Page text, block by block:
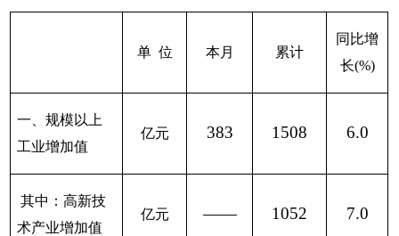
单 位 本月 累计
同比增
长(%)
一、规模以上
工业增加值
亿元 383 1508 6.0
其中：高新技
术产业增加值
亿元 —— 1052 7.0